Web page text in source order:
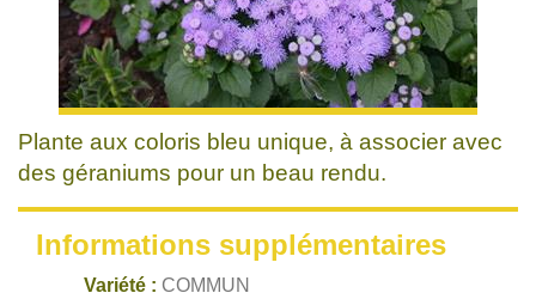
Plante aux coloris bleu unique, à associer avec
des géraniums pour un beau rendu.
Informations supplémentaires
Variété : COMMUN